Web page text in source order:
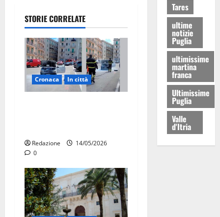
STORIE CORRELATE
Cronaca In città
Redazione
14/05/2026
0
Tares
ultime
notizie
Puglia
ultimissime
martina
franca
Ultimissime
Puglia
Valle
d'Itria